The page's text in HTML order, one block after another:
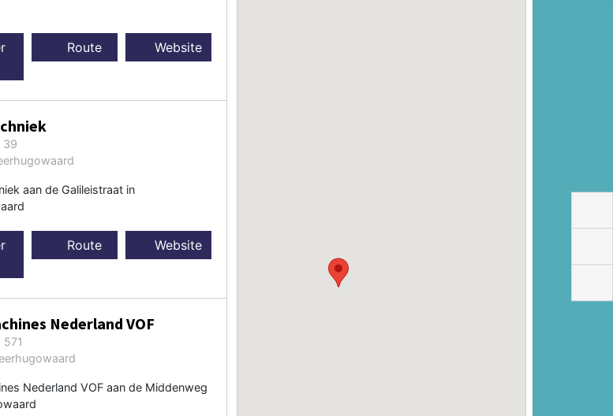
Route Website
39
aan de Galileistraat in
Route Website
Nederland VOF
Nederland VOF aan de Middenweg